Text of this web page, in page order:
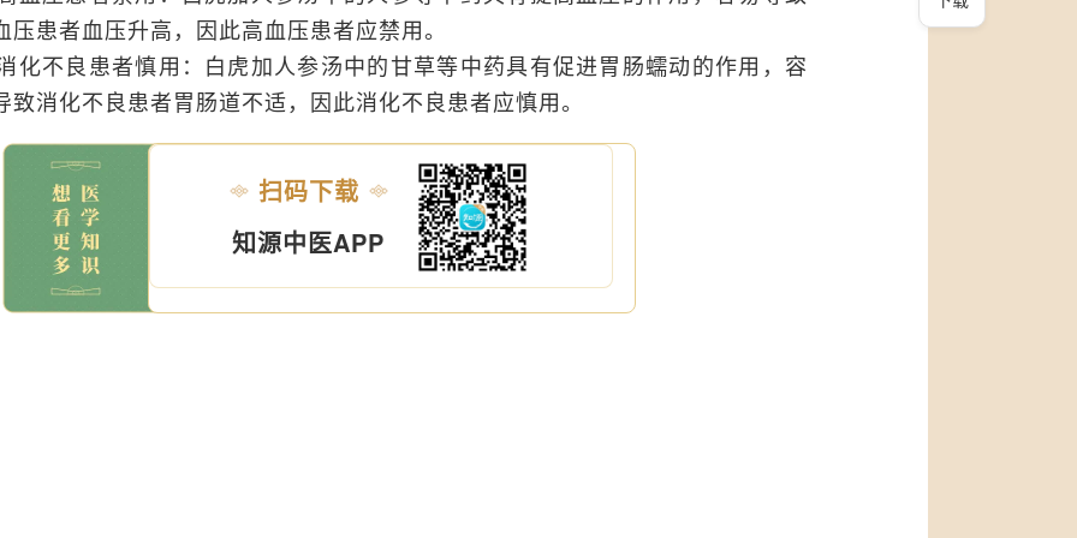
压患者血压升高，因此高血压患者应禁用。
化不良患者慎用：白虎加人参汤中的甘草等中药具有促进胃肠蠕动的作用，容
致消化不良患者胃肠道不适，因此消化不良患者应慎用。
扫码下载
知源中医APP